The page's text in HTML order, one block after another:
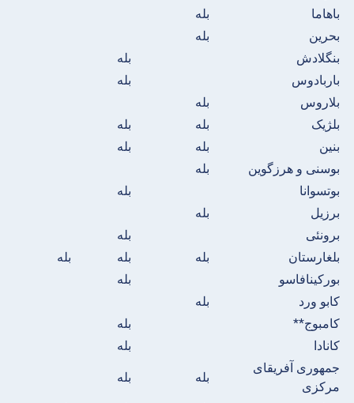
باهاما
بله
بحرین
بله
بنگلادش
بله
باربادوس
بله
بلاروس
بله
بلژیک
بله
بله
بنین
بله
بله
بوسنی و هرزگوین
بله
بوتسوانا
بله
برزیل
بله
برونئی
بله
بلغارستان
بله بله
بله
بورکینافاسو
بله
کابو ورد
بله
کامبوج**
بله
کانادا
بله
جمهوری آفریقای
مرکزی
بله بله